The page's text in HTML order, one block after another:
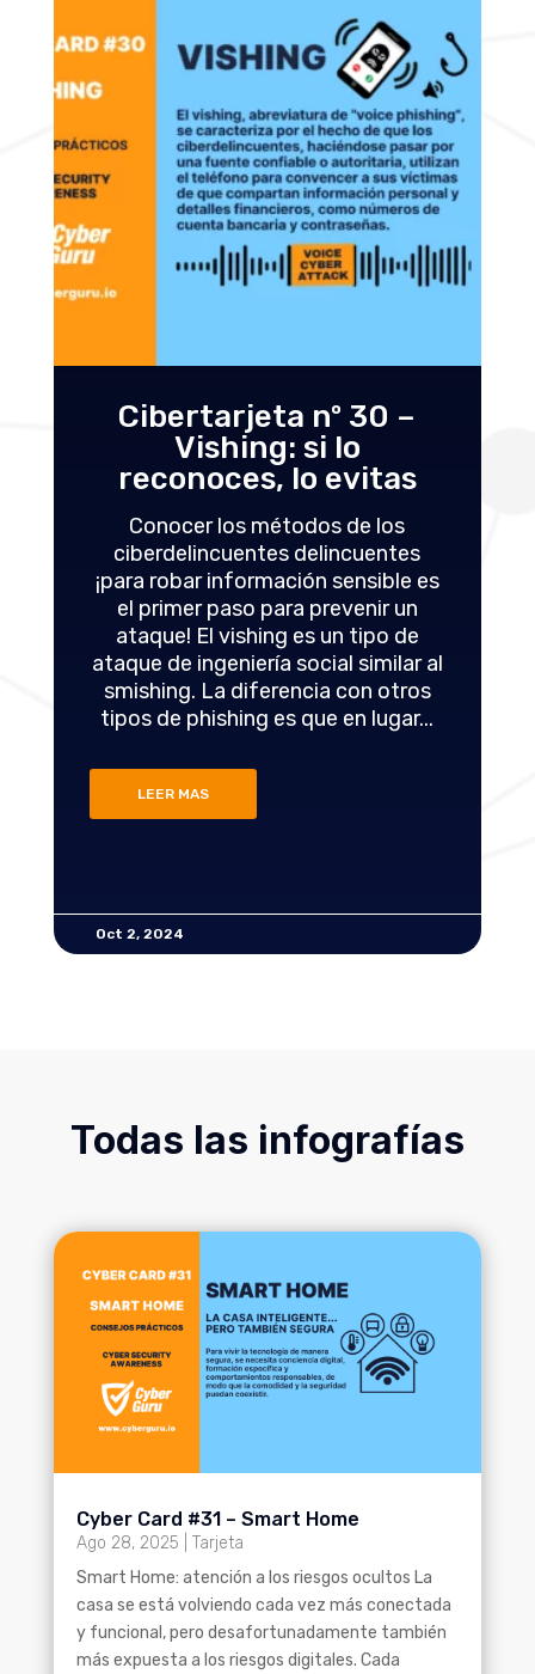
Cibertarjeta nº 29 –
Smishing: si lo
reconoces, lo evitas
Desde los mensajes sobre una
"emergencia familiar urgente" hasta
los que informan del "retraso en la
entrega de un paquete", las
ciberestafas basadas en el
smishing (suplantación de identidad
a través de sistemas de mensajería)
son cada vez más numerosas.
LEER MAS
Ago 28, 2024
Todas las infografías
Cyber Card #31 – Smart Home
Ago 28, 2025
Tarjeta
Smart Home: atención a los riesgos ocultos La
casa se está volviendo cada vez más conectada
y funcional, pero desafortunadamente también
más expuesta a los riesgos digitales. Cada